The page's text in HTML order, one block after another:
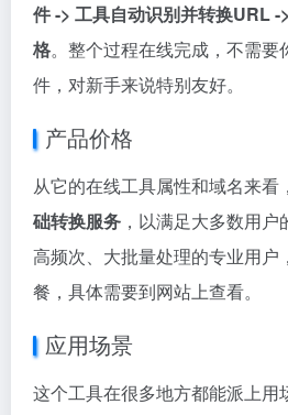
件 -> 工具自动识别并转换URL -
格。整个过程在线完成，不需
件，对新手来说特别友好。
产品价格
从它的在线工具属性和域名来看，
础转换服务 ，以满足大多数用
高频次、大批量处理的专业用户
餐，具体需要到网站上查看。
应用场景
这个工具在很多地方都能派上用